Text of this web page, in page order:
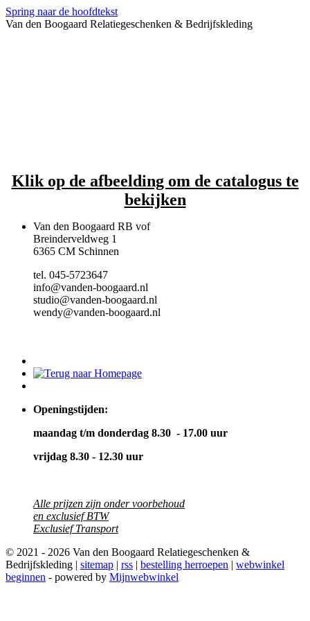
Spring naar de hoofdtekst
Van den Boogaard Relatiegeschenken & Bedrijfskleding
Klik op de afbeelding om de catalogus te
bekijken
Van den Boogaard RB vof
Breinderveldweg 1
6365 CM Schinnen
tel. 045-5723647
info@vanden-boogaard.nl
studio@vanden-boogaard.nl
wendy@vanden-boogaard.nl
Openingstijden:
maandag t/m donderdag 8.30 - 17.00 uur
vrijdag 8.30 - 12.30 uur
Alle prijzen zijn onder voorbehoud
en exclusief BTW
Exclusief Transport
© 2021 - 2026 Van den Boogaard Relatiegeschenken &
Bedrijfskleding | sitemap | rss | bestelling herroepen | webwinkel
beginnen - powered by Mijnwebwinkel